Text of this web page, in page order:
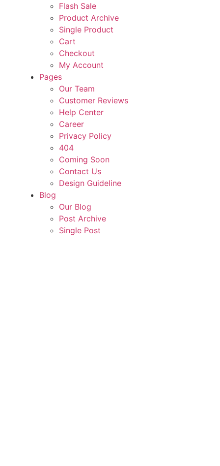
Flash Sale
Product Archive
Single Product
Cart
Checkout
My Account
Pages
Our Team
Customer Reviews
Help Center
Career
Privacy Policy
404
Coming Soon
Contact Us
Design Guideline
Blog
Our Blog
Post Archive
Single Post